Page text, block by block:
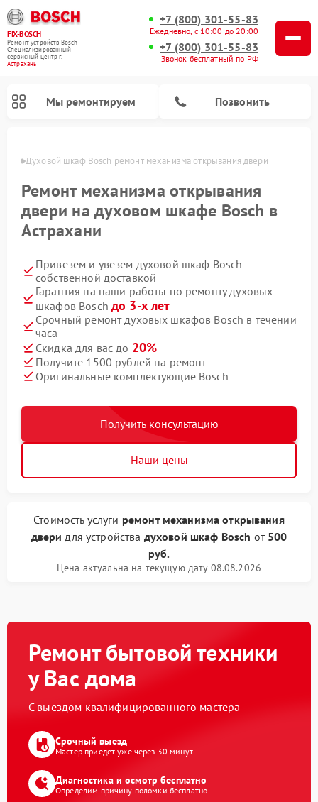
FIX-BOSCH
Ремонт устройств Bosch
Специализированный
cервисный центр г.
Астрахань
+7 (800) 301-55-83
Ежедневно, с 10:00 до 20:00
+7 (800) 301-55-83
Звонок бесплатный по РФ
Мы ремонтируем Позвонить
Духовой шкаф Bosch ремонт механизма открывания двери
Ремонт механизма открывания
двери на духовом шкафе Bosch в
Астрахани
Привезем и увезем духовой шкаф Bosch
собственной доставкой
Гарантия на наши работы по ремонту духовых
шкафов Bosch до 3-х лет
Срочный ремонт духовых шкафов Bosch в течении
часа
Скидка для вас до 20%
Получите 1500 рублей на ремонт
Оригинальные комплектующие Bosch
Получить консультацию
Наши цены
Стоимость услуги ремонт механизма открывания
двери для устройства духовой шкаф Bosch от 500
руб.
Цена актуальна на текущую дату 08.08.2026
Ремонт бытовой техники
у Вас дома
С выездом квалифицированного мастера
Срочный выезд
Мастер приедет уже через 30 минут
Диагностика и осмотр бесплатно
Определим причину поломки бесплатно